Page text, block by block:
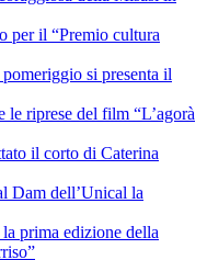
per il “Premio cultura
si presenta il
riprese del film “L’agorà
il corto di Caterina
Dam dell’Unical la
prima edizione della